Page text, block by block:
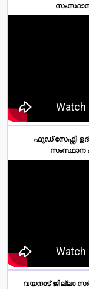
സംസ്ഥാന
ഫുഡ് സേഫ്റ്റി
സംസ്ഥാന
വയനാട് ജില്ലാ